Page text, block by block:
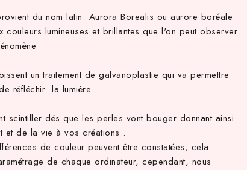
du nom latin Aurora Borealis ou aurore boréale
couleurs lumineuses et brillantes que l'on peut observer
un traitement de galvanoplastie qui va permettre
réfléchir la lumière .
scintiller dés que les perles vont bouger donnant ainsi
et de la vie à vos créations .
de couleur peuvent être constatées, cela
de chaque ordinateur, cependant, nous